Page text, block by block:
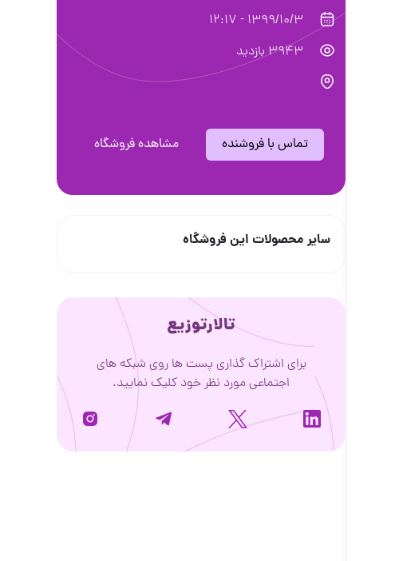
1399/10/3 - 12:17
3943 بازدید
تماس با فروشنده مشاهده فروشگاه
سایر محصولات این فروشگاه
تالارتوزیع
برای اشتراک گذاری پست ها روی شبکه های
اجتماعی مورد نظر خود کلیک نمایید.